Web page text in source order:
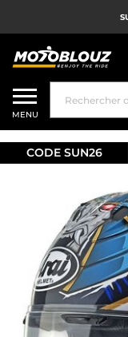
MX,
HIGH
MENU
CODE SUN26